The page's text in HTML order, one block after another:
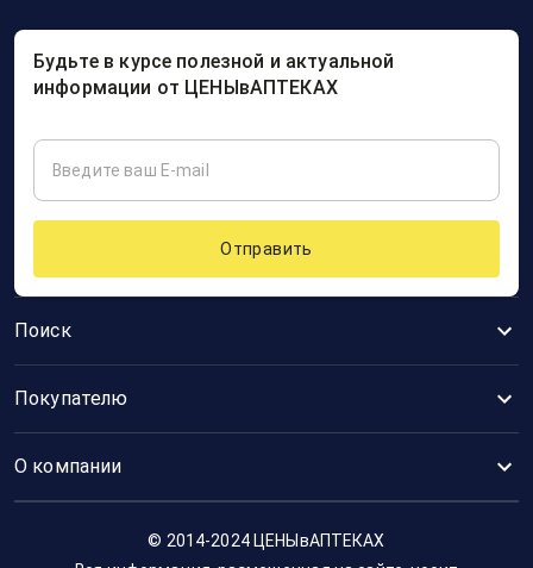
Поиск
Покупателю
О компании
Будьте в курсе полезной и актуальной
информации от ЦЕНЫвАПТЕКАХ
Отправить
© 2014-2024 ЦЕНЫвАПТЕКАХ